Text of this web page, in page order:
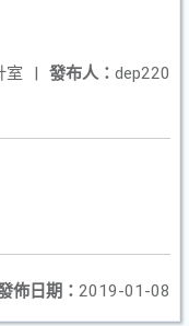
發布人： dep220
室 |
佈日期： 2019-01-08